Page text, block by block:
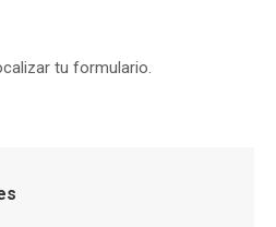
tu formulario.